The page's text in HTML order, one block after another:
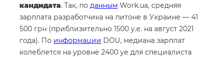
кандидата. Так, по данным Work.ua, средняя
зарплата разработчика на питоне в Украине — 41
500 грн (приблизительно 1500 у.е. на август 2021
года). По информации DOU, медиана зарплат
колеблется на уровне 2400 уе для специалиста